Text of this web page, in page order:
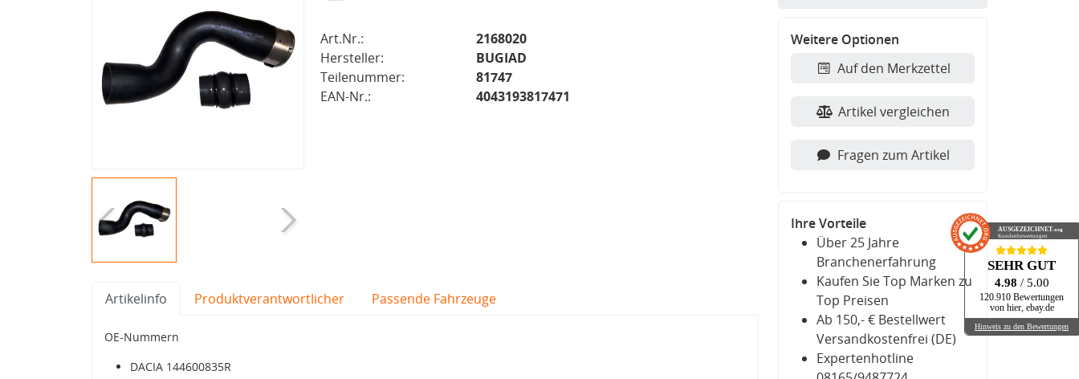
Art.Nr.:
2168020
Hersteller:
BUGIAD
Teilenummer:
81747
EAN-Nr.:
4043193817471
Artikelinfo Produktverantwortlicher Passende Fahrzeuge
OE-Nummern
DACIA 144600835R
Weitere Optionen
Auf den Merkzettel
Artikel vergleichen
Fragen zum Artikel
Ihre Vorteile
Über 25 Jahre
Branchenerfahrung
Kaufen Sie Top Marken zu
Top Preisen
Ab 150,- € Bestellwert
Versandkostenfrei (DE)
Expertenhotline
AUSGEZEICHNET.org
Kundenbewertungen
SEHR GUT
4.98 / 5.00
120.910 Bewertungen
von hier, ebay.de
Hinweis zu den Bewertungen